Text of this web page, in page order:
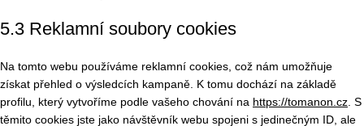
5.3 Reklamní soubory cookies
Na tomto webu používáme reklamní cookies, což nám umožňuje
získat přehled o výsledcích kampaně. K tomu dochází na základě
profilu, který vytvoříme podle vašeho chování na https://tomanon.cz . S
těmito cookies jste jako návštěvník webu spojeni s jedinečným ID, ale